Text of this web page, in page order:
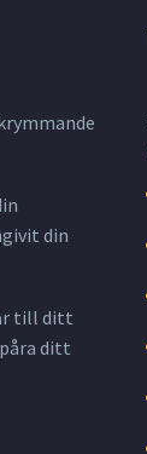
din
till ditt
ditt